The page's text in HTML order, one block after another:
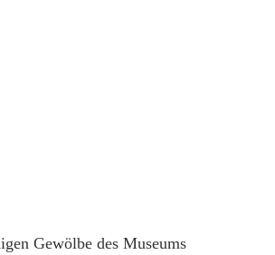
Gewölbe des Museums